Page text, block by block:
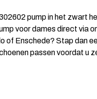
pump in het zwart
voor dames direct via
of Enschede? Stap dan
passen voordat u